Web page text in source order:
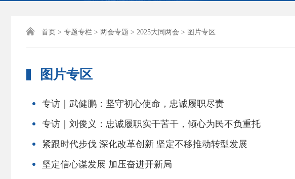
 首页 > 专题专栏 > 两会专题 > 2025大同两会 > 图片专区
图片专区
专访｜武健鹏：坚守初心使命，忠诚履职尽责
专访｜刘俊义：忠诚履职实干苦干，倾心为民不负重托
紧跟时代步伐 深化改革创新 坚定不移推动转型发展
坚定信心谋发展 加压奋进开新局